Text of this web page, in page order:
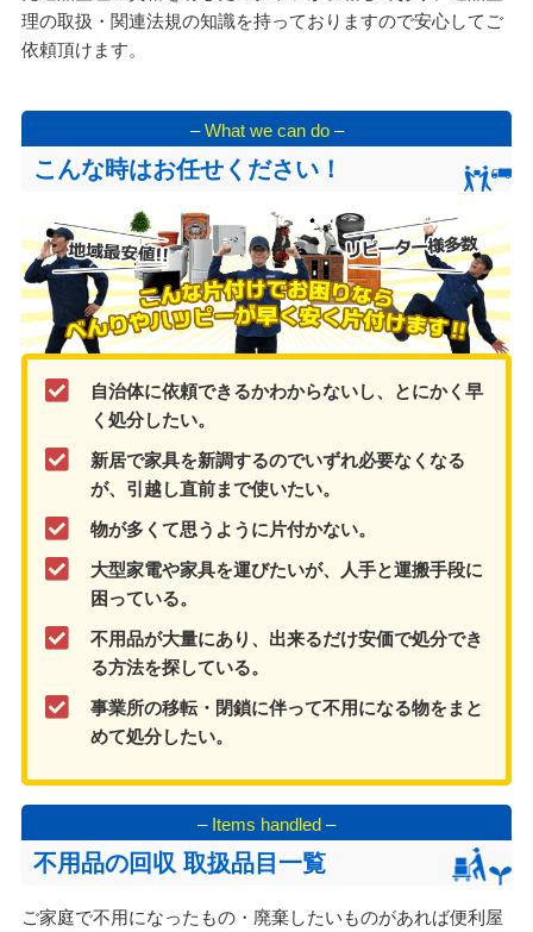
理の取扱・関連法規の知識を持っておりますので安心してご
依頼頂けます。
–What we can do–
こんな時はお任せください！
自治体に依頼できるかわからないし、とにかく早
く処分したい。
新居で家具を新調するのでいずれ必要なくなる
が、引越し直前まで使いたい。
物が多くて思うように片付かない。
大型家電や家具を運びたいが、人手と運搬手段に
困っている。
不用品が大量にあり、出来るだけ安価で処分でき
る方法を探している。
事業所の移転・閉鎖に伴って不用になる物をまと
めて処分したい。
– Items handled –
不用品の回収 取扱品目一覧
ご家庭で不用になったもの・廃棄したいものがあれば便利屋